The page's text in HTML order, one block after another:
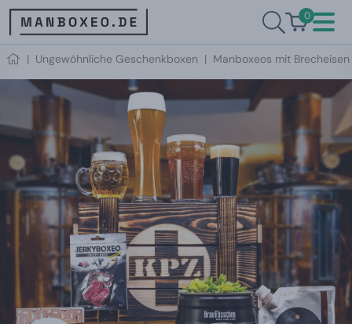
0
| Ungewöhnliche Geschenkboxen | Manboxeos mit Brecheisen